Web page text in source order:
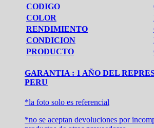
CODIGO
COLOR
RENDIMIENTO
CONDICION
PRODUCTO
GARANTIA : 1 AÑO DEL
PERU
*la foto solo es referencial
*no se aceptan devoluciones por